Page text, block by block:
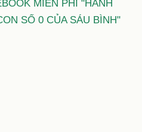
MIỄN PHÍ "HÀNH
SỐ 0 CỦA SÁU BÌNH"